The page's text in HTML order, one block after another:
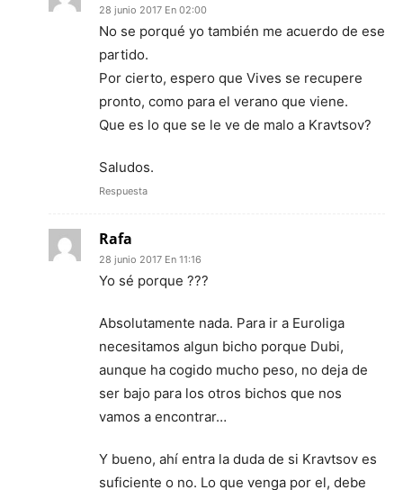
28 junio 2017 En 02:00
No se porqué yo también me acuerdo de ese
partido.
Por cierto, espero que Vives se recupere
pronto, como para el verano que viene.
Que es lo que se le ve de malo a Kravtsov?
Saludos.
Respuesta
Rafa
28 junio 2017 En 11:16
Yo sé porque ???
Absolutamente nada. Para ir a Euroliga
necesitamos algun bicho porque Dubi,
aunque ha cogido mucho peso, no deja de
ser bajo para los otros bichos que nos
vamos a encontrar…
Y bueno, ahí entra la duda de si Kravtsov es
suficiente o no. Lo que venga por el, debe